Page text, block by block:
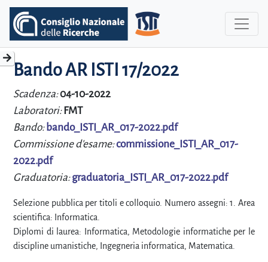
Bando AR ISTI 17/2022
Scadenza:04-10-2022
Laboratori: FMT
Bando: bando_ISTI_AR_017-2022.pdf
Commissione d'esame:commissione_ISTI_AR_017-
2022.pdf
Graduatoria:graduatoria_ISTI_AR_017-2022.pdf
Selezione pubblica per titoli e colloquio. Numero assegni: 1. Area
scientifica: Informatica.
Diplomi di laurea: Informatica, Metodologie informatiche per le
discipline umanistiche, Ingegneria informatica, Matematica.